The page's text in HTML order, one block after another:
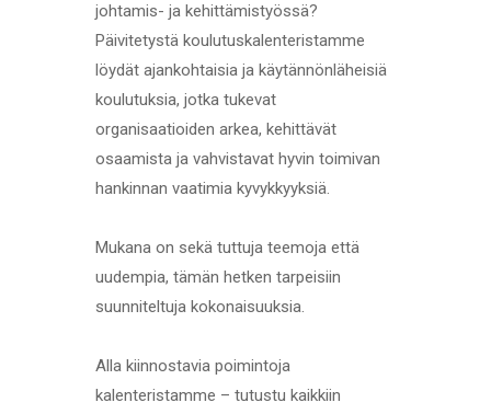
johtamis- ja kehittämistyössä?
Päivitetystä koulutuskalenteristamme
löydät ajankohtaisia ja käytännönläheisiä
koulutuksia, jotka tukevat
organisaatioiden arkea, kehittävät
osaamista ja vahvistavat hyvin toimivan
hankinnan vaatimia kyvykkyyksiä.
Mukana on sekä tuttuja teemoja että
uudempia, tämän hetken tarpeisiin
suunniteltuja kokonaisuuksia.
Alla kiinnostavia poimintoja
kalenteristamme – tutustu kaikkiin